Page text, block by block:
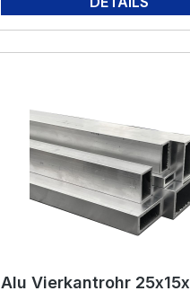
Alu Vierkantrohr